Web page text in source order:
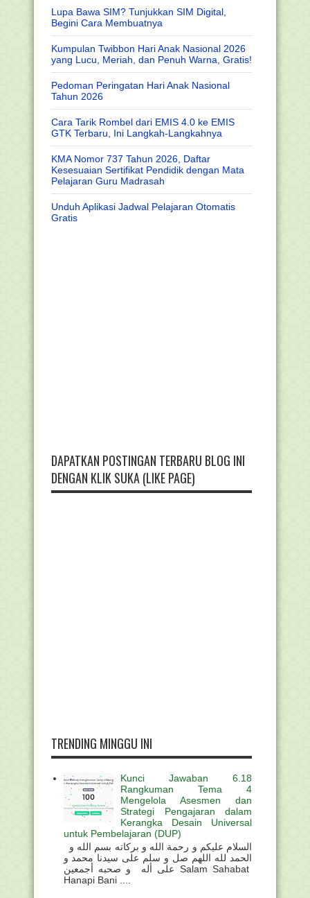
Lupa Bawa SIM? Tunjukkan SIM Digital,
Begini Cara Membuatnya
Kumpulan Twibbon Hari Anak Nasional 2026
yang Lucu, Meriah, dan Penuh Warna, Gratis!
Pedoman Peringatan Hari Anak Nasional
Tahun 2026
Cara Tarik Rombel dari EMIS 4.0 ke EMIS
GTK Terbaru, Ini Langkah-Langkahnya
KMA Nomor 737 Tahun 2026, Daftar
Kesesuaian Sertifikat Pendidik dengan Mata
Pelajaran Guru Madrasah
Unduh Aplikasi Jadwal Pelajaran Otomatis
Gratis
DAPATKAN POSTINGAN TERBARU BLOG INI
DENGAN KLIK SUKA (LIKE PAGE)
TRENDING MINGGU INI
Kunci Jawaban 6.18
Rangkuman Tema 4
Mengelola Asesmen dan
Strategi Pengajaran dalam
Kerangka Desain Universal
untuk Pembelajaran (DUP)
الحمد لله اللهم صل و سلم على سيدنا محمد و
على أله و صحبه أجمعين Salam Sahabat
Hanapi Bani ....